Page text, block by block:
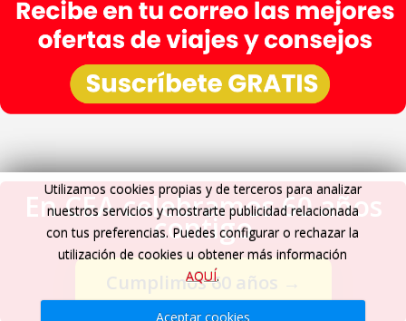
En CEA celebramos 60 años
contigo
Cumplimos 60 años →
Utilizamos cookies propias y de terceros para analizar
nuestros servicios y mostrarte publicidad relacionada
con tus preferencias. Puedes configurar o rechazar la
utilización de cookies u obtener más información
AQUÍ.
Aceptar cookies